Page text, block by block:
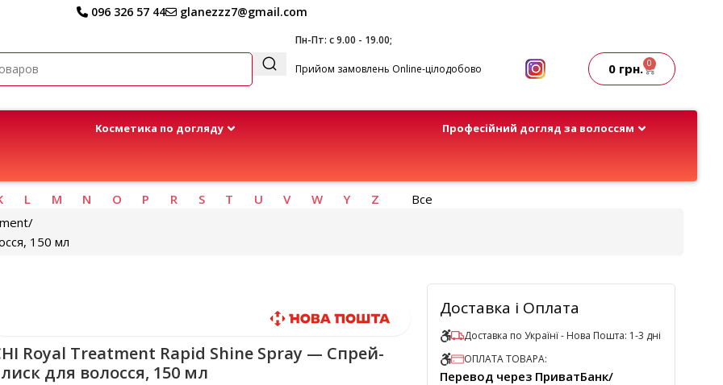
096 326 57 44 glanezzz7@gmail.com
Пн-Пт: с 9.00 - 19.00;
Прийом замовлень Online-цілодобово 0 грн. 0
Kосметика по догляду Професійний догляд за волоссям
L M N O P R S T U V W Y Z
Все
150 мл
Royal Treatment Rapid Shine Spray — Спрей-
для волосся, 150 мл
Доставка і Оплата
Доставка по Українї - Нова Пошта: 1-3 дні
ОПЛАТА ТОВАРА:
Перевод через ПриватБанк/